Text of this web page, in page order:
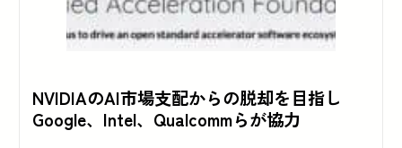
NVIDIAのAI市場支配からの脱却を目指し
Google、Intel、Qualcommらが協力